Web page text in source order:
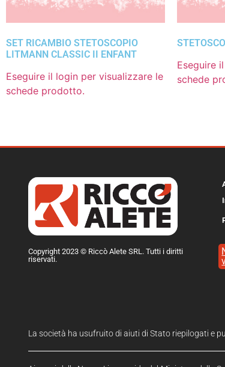
SET RICAMBIO STETOSCOPIO
LITMANN CLASSIC II ENFANT
Eseguire il login per visualizzare le
schede prodotto.
Eseguire
schede
Copyright 2023 © Riccò Alete SRL. Tutti i diritti
riservati.
La società ha usufruito di aiuti di Stato riepilogati e